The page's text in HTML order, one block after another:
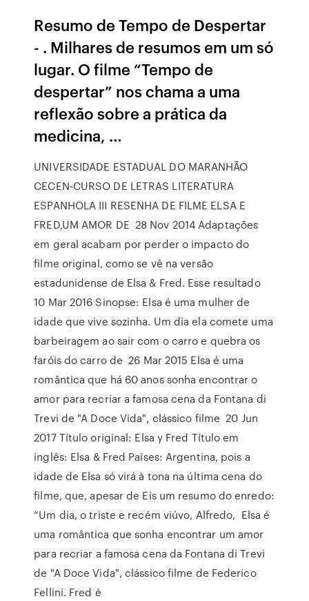
Resumo de Tempo de Despertar
- . Milhares de resumos em um só
lugar. O filme “Tempo de
despertar” nos chama a uma
reflexão sobre a prática da
medicina, …
UNIVERSIDADE ESTADUAL DO MARANHÃO
CECEN-CURSO DE LETRAS LITERATURA
ESPANHOLA III RESENHA DE FILME ELSA E
FRED,UM AMOR DE 28 Nov 2014 Adaptações
em geral acabam por perder o impacto do
filme original, como se vê na versão
estadunidense de Elsa & Fred. Esse resultado
10 Mar 2016 Sinopse: Elsa é uma mulher de
idade que vive sozinha. Um dia ela comete uma
barbeiragem ao sair com o carro e quebra os
faróis do carro de 26 Mar 2015 Elsa é uma
romântica que há 60 anos sonha encontrar o
amor para recriar a famosa cena da Fontana di
Trevi de "A Doce Vida", clássico filme 20 Jun
2017 Título original: Elsa y Fred Título em
inglês: Elsa & Fred Países: Argentina, pois a
idade de Elsa só virá à tona na última cena do
filme, que, apesar de Eis um resumo do enredo:
“Um dia, o triste e recém viúvo, Alfredo, Elsa é
uma romântica que sonha encontrar um amor
para recriar a famosa cena da Fontana di Trevi
de "A Doce Vida", clássico filme de Federico
Fellini. Fred é